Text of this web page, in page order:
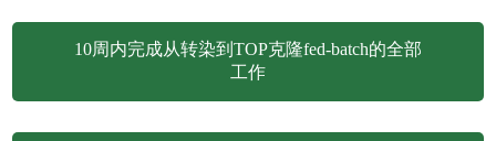
10周内完成从转染到TOP克隆fed-batch的全部
工作